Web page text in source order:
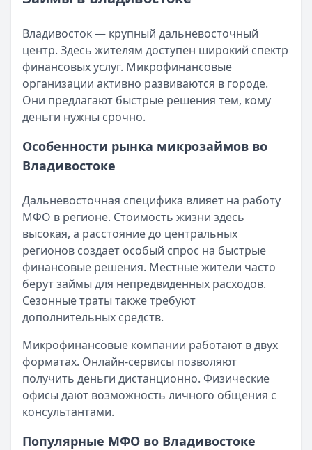
Все статьи
Опубликовано:5 декабря 2025 г.
Категория:МФО
Читать новость
Срочный микрозайм 15 000 ₽ на карту: свежая
Кратко:Нужны 15 000 рублей на карту прямо сегодня?
Опубликовано:5 декабря 2025 г.
Читать новость
Рекордный рост доли клиентов МФО с iPhone: что
Опубликовано:5 декабря 2025 г.
Категория: МФО
Читать новость
57 сервисов микрозаймов через Госуслуги: где
Кратко:Авторизация через Госуслуги ускоряет
Опубликовано:23 ноября 2025 г.
Категория:МФО
Читать новость
Кратко:Пришло СМС об одобрении займа от Bigmani
Опубликовано:23 ноября 2025 г.
Категория:МФО
Читать новость
Все новости
Владивосток — крупный дальневосточный
центр. Здесь жителям доступен широкий спектр
финансовых услуг. Микрофинансовые
организации активно развиваются в городе.
Они предлагают быстрые решения тем, кому
деньги нужны срочно.
Особенности рынка микрозаймов во
Владивостоке
Дальневосточная специфика влияет на работу
МФО в регионе. Стоимость жизни здесь
высокая, а расстояние до центральных
регионов создает особый спрос на быстрые
финансовые решения. Местные жители часто
берут займы для непредвиденных расходов.
Сезонные траты также требуют
дополнительных средств.
Микрофинансовые компании работают в двух
форматах. Онлайн-сервисы позволяют
получить деньги дистанционно. Физические
офисы дают возможность личного общения с
консультантами.
Популярные МФО во Владивостоке